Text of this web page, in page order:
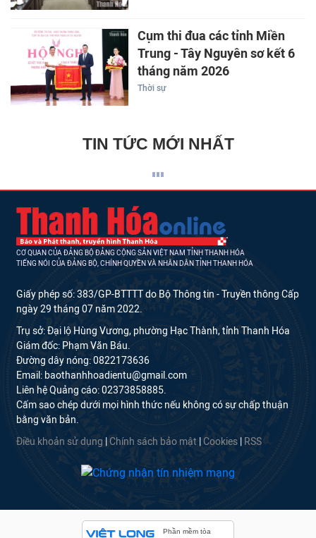
Cụm thi đua các tỉnh Miền
Trung - Tây Nguyên sơ kết 6
tháng năm 2026
Thời sự
TIN TỨC MỚI NHẤT
CƠ QUAN CỦA ĐẢNG BỘ ĐẢNG CỘNG SẢN VIỆT NAM TỈNH THANH HÓA
TIẾNG NÓI CỦA ĐẢNG BỘ, CHÍNH QUYỀN VÀ NHÂN DÂN TỈNH THANH HÓA
Giấy phép số: 383/GP-BTTTT do Bộ Thông tin - Truyền thông Cấp
ngày 29 tháng 07 năm 2022.
Trụ sở: Đại lộ Hùng Vương, phường Hạc Thành, tỉnh Thanh Hóa
Giám đốc: Phạm Văn Báu.
Đường dây nóng: 0822173636
Email: baothanhhoadientu@gmail.com
Liên hệ Quảng cáo: 02373858885.
Cấm sao chép dưới mọi hình thức nếu không có sự chấp thuận
bằng văn bản.
Điều khoản sử dụng Chính sách bảo mật Cookies RSS
Phần mềm tòa